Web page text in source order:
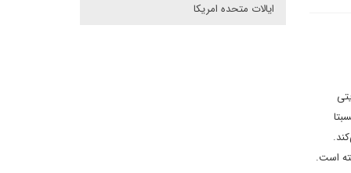
است.
ایالات متحده امریکا